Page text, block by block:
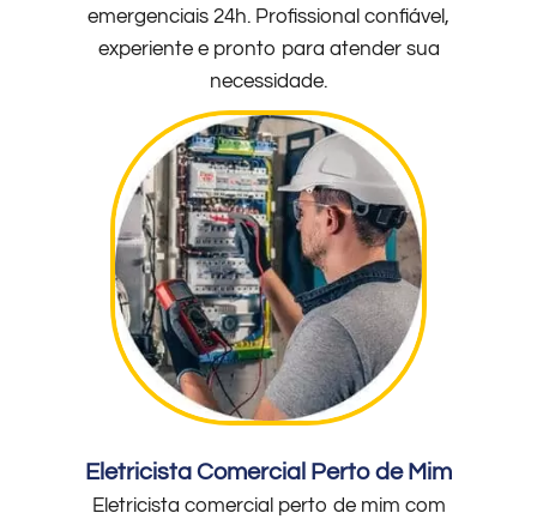
emergenciais 24h. Profissional confiável,
experiente e pronto para atender sua
necessidade.
Eletricista Comercial Perto de Mim
Eletricista comercial perto de mim com